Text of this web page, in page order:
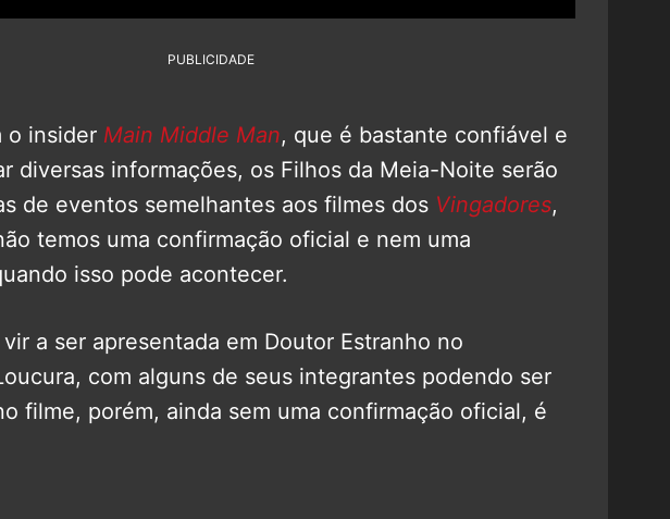
PUBLICIDADE
o insider Main Middle Man, que é bastante confiável e
diversas informações, os Filhos da Meia-Noite serão
de eventos semelhantes aos filmes dos Vingadores,
temos uma confirmação oficial e nem uma
isso pode acontecer.
a ser apresentada em Doutor Estranho no
com alguns de seus integrantes podendo ser
filme, porém, ainda sem uma confirmação oficial, é